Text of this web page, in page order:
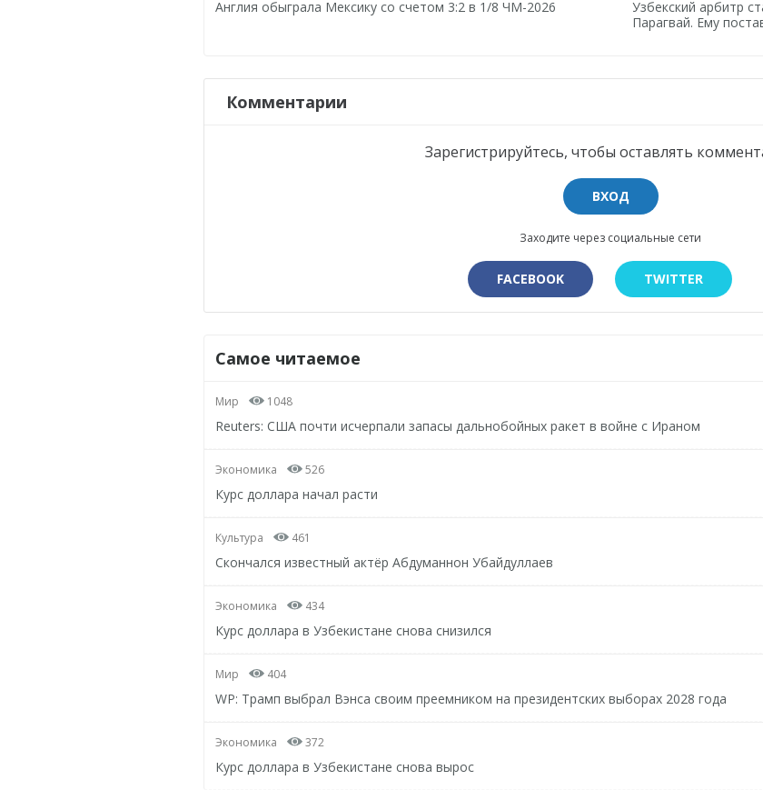
Англия обыграла Мексику со счетом 3:2 в 1/8 ЧМ-2026
Узбекский арбитр
Парагвай. Ему
Комментарии
Зарегистрируйтесь, чтобы оставлять
ВХОД
Заходите через социальные сети
FACEBOOK TWITTER
Самое читаемое
Мир 1048
Reuters: США почти исчерпали запасы дальнобойных ракет в войне с Ираном
Экономика 526
Курс доллара начал расти
Культура 461
Скончался известный актёр Абдуманнон Убайдуллаев
Экономика 434
Курс доллара в Узбекистане снова снизился
Мир 404
WP: Трамп выбрал Вэнса своим преемником на президентских выборах 2028 года
Экономика 372
Курс доллара в Узбекистане снова вырос